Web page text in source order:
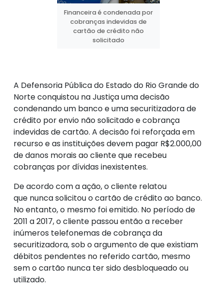
Financeira é condenada por
cobranças indevidas de
cartão de crédito não
solicitado
A Defensoria Pública do Estado do Rio Grande do
Norte conquistou na Justiça uma decisão
condenando um banco e uma securitizadora de
crédito por envio não solicitado e cobrança
indevidas de cartão. A decisão foi reforçada em
recurso e as instituições devem pagar R$2.000,00
de danos morais ao cliente que recebeu
cobranças por dívidas inexistentes.
De acordo com a ação, o cliente relatou
que nunca solicitou o cartão de crédito ao banco.
No entanto, o mesmo foi emitido. No período de
2011 a 2017, o cliente passou então a receber
inúmeros telefonemas de cobrança da
securitizadora, sob o argumento de que existiam
débitos pendentes no referido cartão, mesmo
sem o cartão nunca ter sido desbloqueado ou
utilizado.